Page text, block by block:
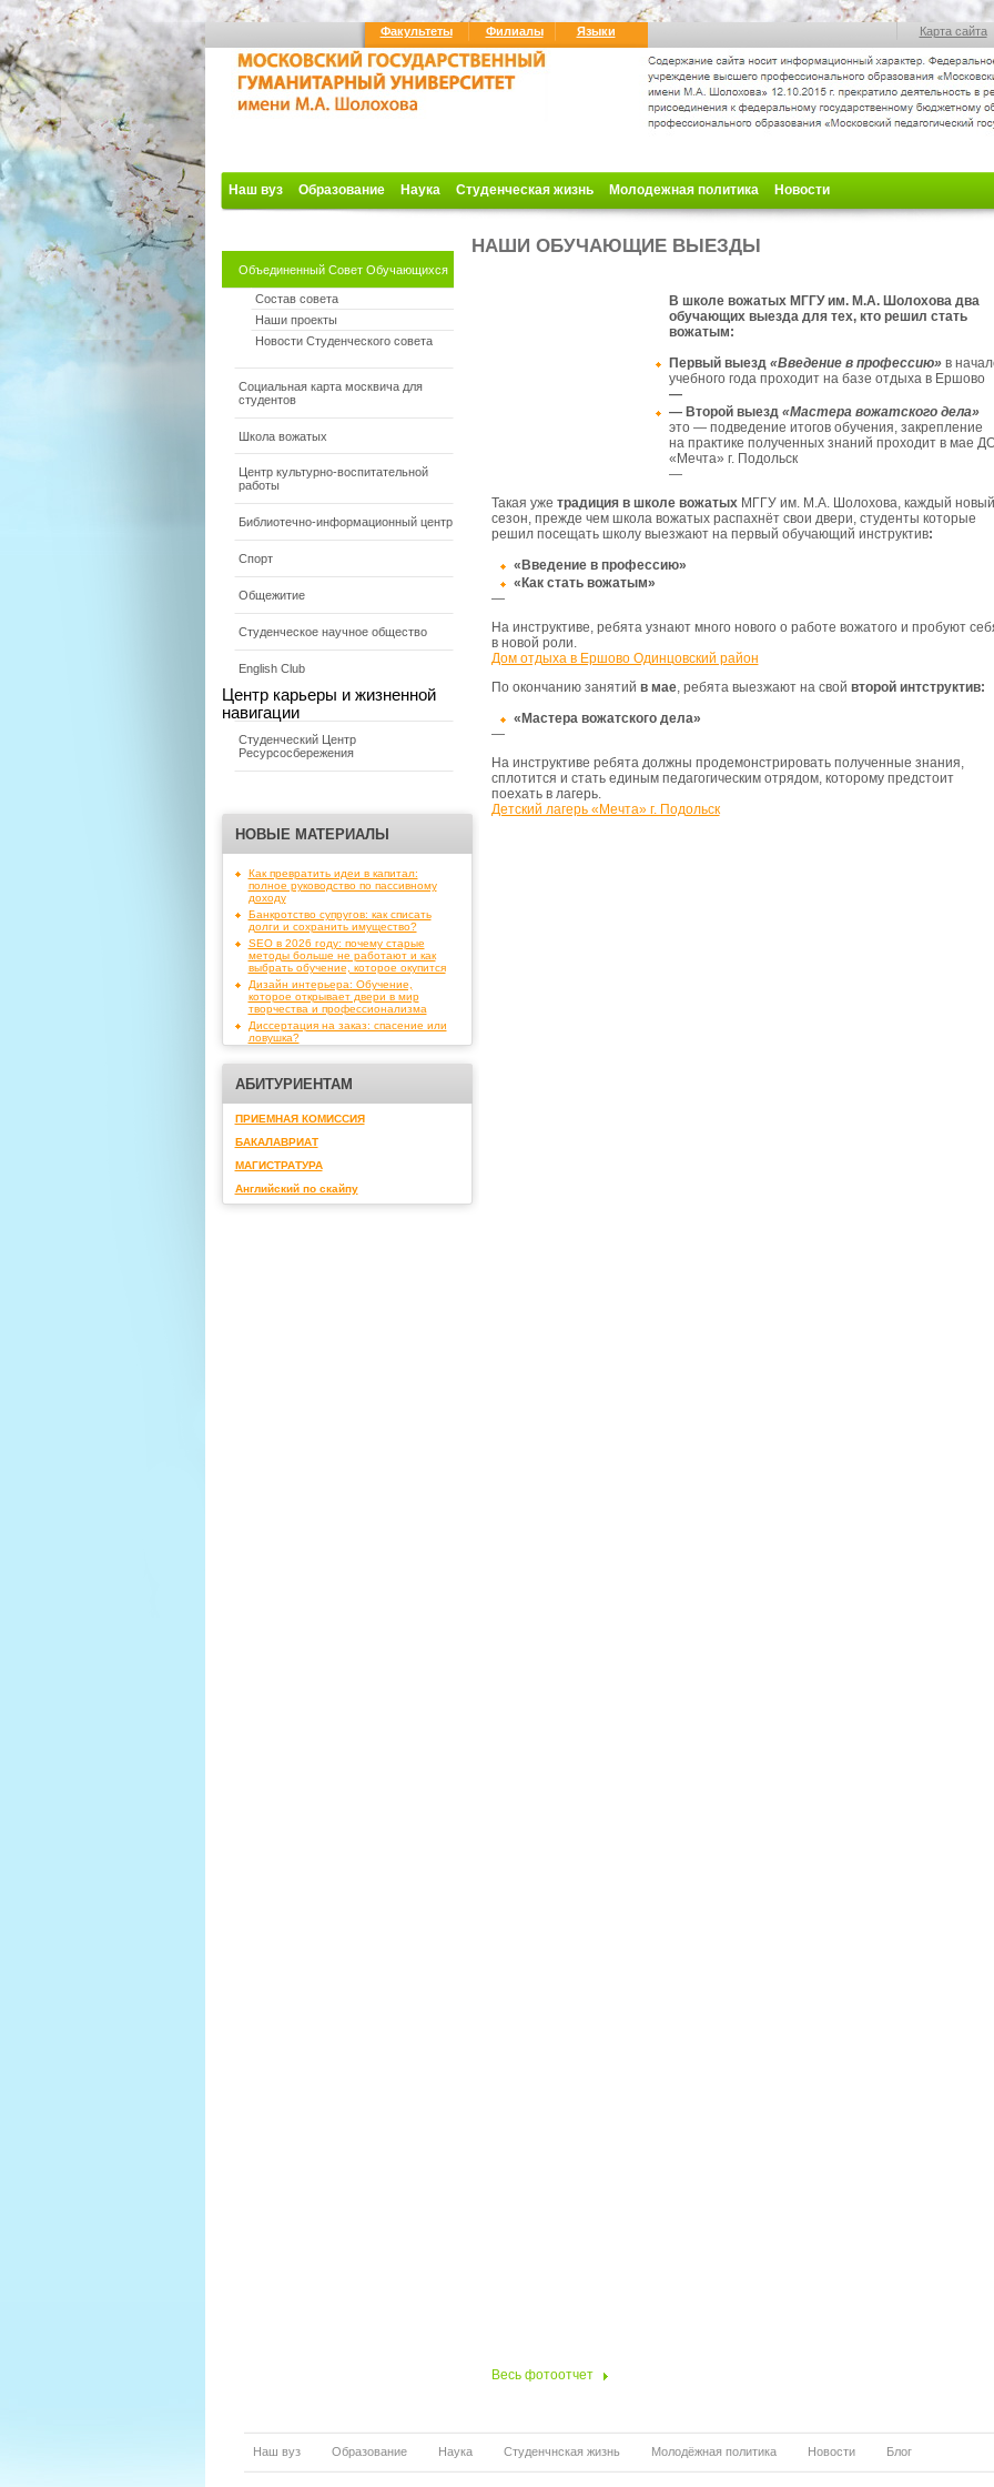
Факультеты Филиалы Языки Карта сайта
Наш вуз Образование Наука Студенческая жизнь Молодежная политика Новости
Объединенный Совет Обучающихся
Состав совета
Наши проекты
Новости Студенческого совета
Социальная карта москвича для
студентов
Школа вожатых
Центр культурно-воспитательной
работы
Библиотечно-информационный центр
Спорт
Общежитие
Студенческое научное общество
English Club
Центр карьеры и жизненной
навигации
Студенческий Центр
Ресурсосбережения
НОВЫЕ МАТЕРИАЛЫ
Как превратить идеи в капитал:
полное руководство по пассивному
доходу
Банкротство супругов: как списать
долги и сохранить имущество?
SEO в 2026 году: почему старые
методы больше не работают и как
выбрать обучение, которое окупится
Дизайн интерьера: Обучение,
которое открывает двери в мир
творчества и профессионализма
Диссертация на заказ: спасение или
ловушка?
АБИТУРИЕНТАМ
ПРИЕМНАЯ КОМИССИЯ
БАКАЛАВРИАТ
МАГИСТРАТУРА
Английский по скайпу
НАШИ ОБУЧАЮЩИЕ ВЫЕЗДЫ
В школе вожатых МГГУ им. М.А. Шолохова два
обучающих выезда для тех, кто решил стать
вожатым:
Первыйвыезд «Введение в профессию»в
учебного года проходит на базе отдыха в Ершово
—
— Второй выезд «Мастера вожатского дела»
это — подведение итогов обучения, закрепление
на практике полученных знаний проходит в мае
«Мечта» г. Подольск
—
Такая уже традиция в школе вожатыхМГГУ им. М.А. Шолохова, каждый новый
сезон, прежде чем школа вожатых распахнёт свои двери, студенты которые
решил посещать школу выезжают на первый обучающий инструктив:
«Введение в профессию»
«Как стать вожатым»
—
На инструктиве, ребята узнают много нового о работе вожатого и пробуют
в новой роли.
Дом отдыха в Ершово Одинцовский район
По окончанию занятий в мае, ребята выезжают на свой второй интструктив:
«Мастера вожатского дела»
—
На инструктиве ребята должны продемонстрировать полученные знания,
сплотится и стать единым педагогическим отрядом, которому предстоит
поехать в лагерь.
Детский лагерь «Мечта» г. Подольск
Весь фотоотчет
Наш вуз Образование Наука Студенчнская жизнь Молодёжная политика Новости Блог